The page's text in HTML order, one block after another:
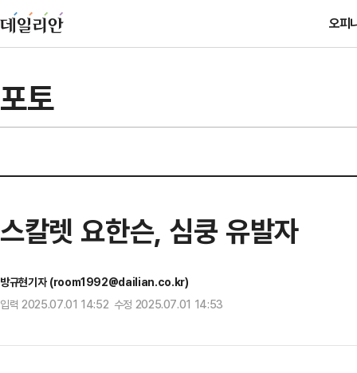
오피
포토
스칼렛 요한슨, 심쿵 유발자
방규현기자 (room1992@dailian.co.kr)
입력 2025.07.01 14:52 수정 2025.07.01 14:53